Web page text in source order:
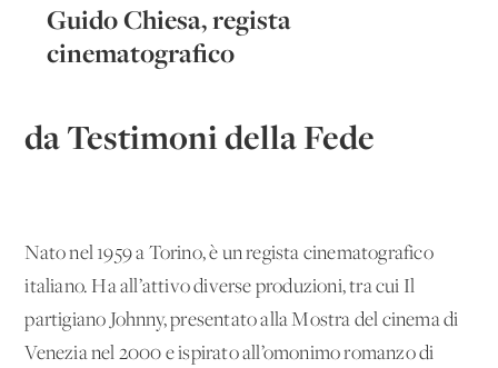
Guido Chiesa, regista
cinematografico
da Testimoni della Fede
Nato nel 1959 a Torino, è un regista cinematografico
italiano. Ha all’attivo diverse produzioni, tra cui Il
partigiano Johnny, presentato alla Mostra del cinema di
Venezia nel 2000 e ispirato all’omonimo romanzo di